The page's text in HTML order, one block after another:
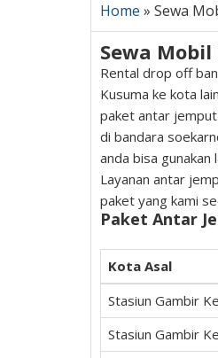
Home » Sewa
Sewa
Rental drop off
Kusuma ke kota
paket antar jemput
di bandara
anda bisa gunakan
Layanan antar
paket yang kami
Paket Antar
Kota Asal
Stasiun Gambir Ke
Stasiun Gambir Ke